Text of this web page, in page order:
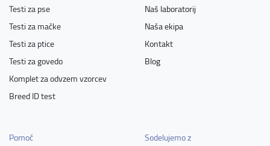
Testi za pse
Testi za mačke
Testi za ptice
Testi za govedo
Komplet za odvzem vzorcev
Breed ID test
Naš laboratorij
Naša ekipa
Kontakt
Blog
Pomoč
Sodelujemo z